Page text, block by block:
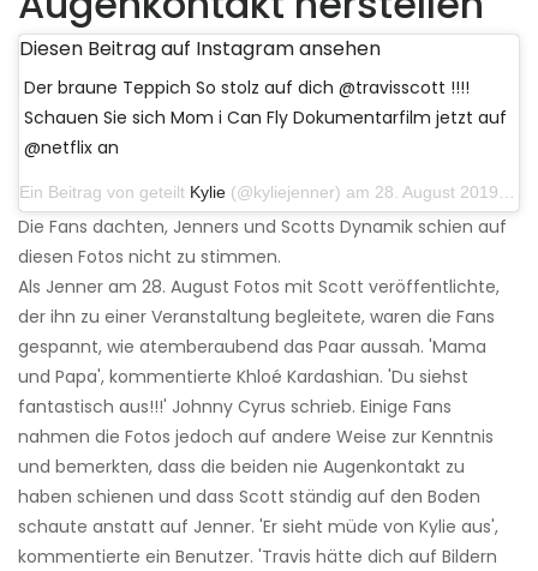
Diesen Beitrag auf Instagram ansehen
Der braune Teppich So stolz auf dich @travisscott !!!!
Schauen Sie sich Mom i Can Fly Dokumentarfilm jetzt auf
@netflix an
Ein Beitrag von geteilt Kylie (@kyliejenner) am 28. August 2019 um 11:50 Uhr PDT
Die Fans dachten, Jenners und Scotts Dynamik schien auf
diesen Fotos nicht zu stimmen.
Als Jenner am 28. August Fotos mit Scott veröffentlichte,
der ihn zu einer Veranstaltung begleitete, waren die Fans
gespannt, wie atemberaubend das Paar aussah. 'Mama
und Papa', kommentierte Khloé Kardashian. 'Du siehst
fantastisch aus!!!' Johnny Cyrus schrieb. Einige Fans
nahmen die Fotos jedoch auf andere Weise zur Kenntnis
und bemerkten, dass die beiden nie Augenkontakt zu
haben schienen und dass Scott ständig auf den Boden
schaute anstatt auf Jenner. 'Er sieht müde von Kylie aus',
kommentierte ein Benutzer. 'Travis hätte dich auf Bildern